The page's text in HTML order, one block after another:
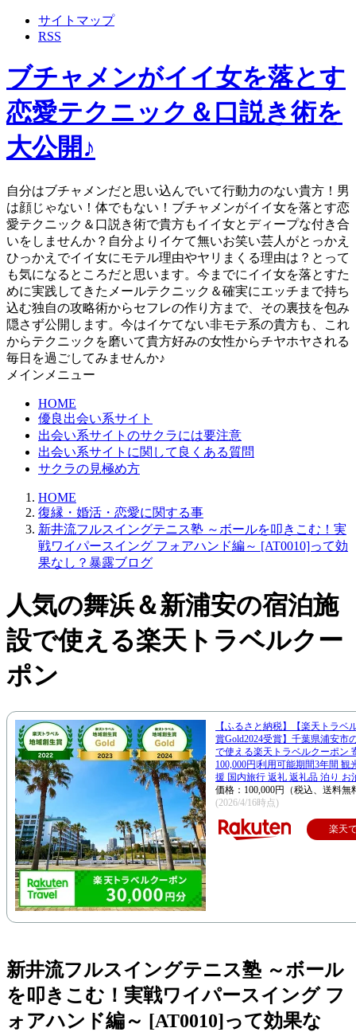
サイトマップ
RSS
ブチャメンがイイ女を落とす
恋愛テクニック＆口説き術を
大公開♪
自分はブチャメンだと思い込んでいて行動力のない貴方！男
は顔じゃない！体でもない！ブチャメンがイイ女を落とす恋
愛テクニック＆口説き術で貴方もイイ女とディープな付き合
いをしませんか？自分よりイケて無いお笑い芸人がとっかえ
ひっかえでイイ女にモテル理由やヤリまくる理由は？とって
も気になるところだと思います。今までにイイ女を落とすた
めに実践してきたメールテクニック＆確実にエッチまで持ち
込む独自の攻略術からセフレの作り方まで、その裏技を包み
隠さず公開します。今はイケてない非モテ系の貴方も、これ
からテクニックを磨いて貴方好みの女性からチヤホヤされる
毎日を過ごしてみませんか♪
メインメニュー
HOME
優良出会い系サイト
出会い系サイトのサクラには要注意
出会い系サイトに関して良くある質問
サクラの見極め方
HOME
復縁・婚活・恋愛に関する事
新井流フルスイングテニス塾 ～ボールを叩きこむ！実
戦ワイパースイング フォアハンド編～ [AT0010]って効
果なし？暴露ブログ
人気の舞浜＆新浦安の宿泊施
設で使える楽天トラベルクー
ポン
【ふるさと納税】【楽天トラベ
賞Gold2024受賞】千葉県浦安市
で使える楽天トラベルクーポン
100,000円|利用可能期間3年間 観
援 国内旅行 返礼 返礼品 泊り お
価格：100,000円（税込、送料無
(2026/4/16時点)
楽天
新井流フルスイングテニス塾 ～ボール
を叩きこむ！実戦ワイパースイング フ
ォアハンド編～ [AT0010]って効果な